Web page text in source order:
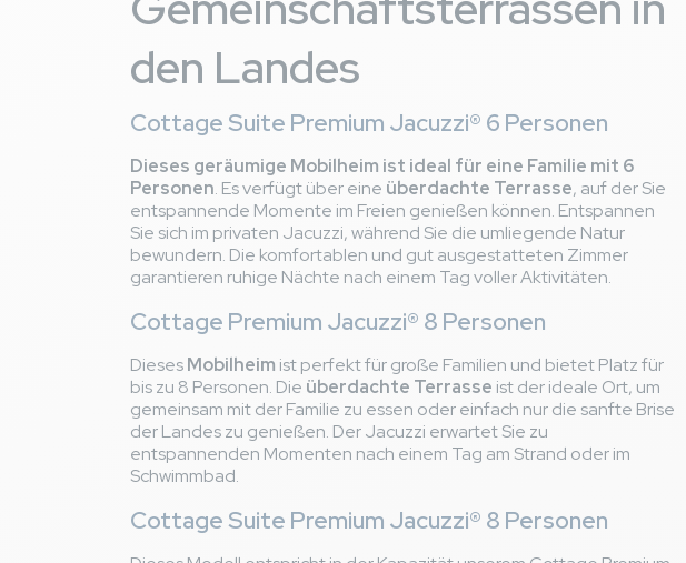
den Landes
Cottage Suite Premium Jacuzzi® 6 Personen
Dieses geräumige Mobilheim ist ideal für eine Familie mit 6
Personen. Es verfügt über eine überdachte Terrasse, auf der Sie
entspannende Momente im Freien genießen können. Entspannen
Sie sich im privaten Jacuzzi, während Sie die umliegende Natur
bewundern. Die komfortablen und gut ausgestatteten Zimmer
garantieren ruhige Nächte nach einem Tag voller Aktivitäten.
Cottage Premium Jacuzzi® 8 Personen
DiesesMobilheim ist perfekt für große Familien und bietet Platz für
bis zu 8 Personen. Die überdachte Terrasse ist der ideale Ort, um
gemeinsam mit der Familie zu essen oder einfach nur die sanfte Brise
der Landes zu genießen. Der Jacuzzi erwartet Sie zu
entspannenden Momenten nach einem Tag am Strand oder im
Schwimmbad.
Cottage Suite Premium Jacuzzi® 8 Personen
von 07/06/2025 bis 14/06/2025
thumb_upFantastisch onderkomen, heerlijke
langs om te vragen of alles in orde was.
thumb_downHet lawaai van de jacuzzi, er is niets
of fluitketel mee. Er zijn ook geen kopjes.
theekoppen.
Avis général
Geweldige locatie, mooie omgeving,
thumb_downHet is een grote commerciële camping.
leren kennen. Daar hebben we nog nooit
we dat de fanfare er staat haha maar